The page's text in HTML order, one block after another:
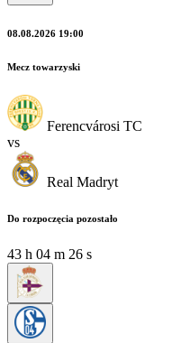
08.08.2026 19:00
Mecz towarzyski
Ferencvárosi TC
vs
Real Madryt
Do rozpoczęcia pozostało
43 h 04 m 25 s